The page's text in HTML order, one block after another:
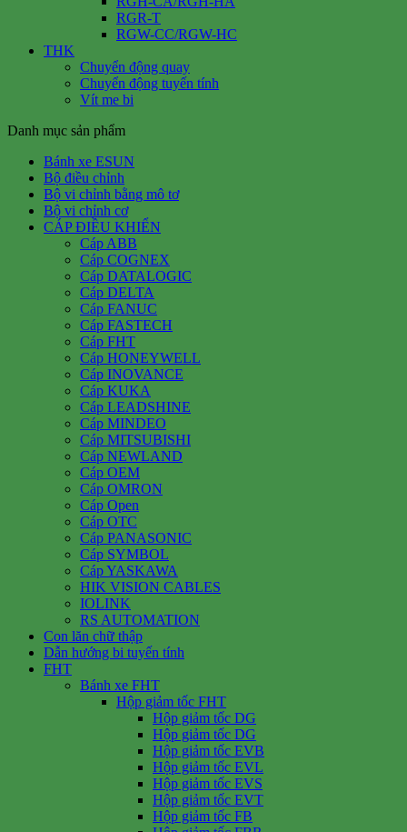
RGR-T
RGW-CC/RGW-HC
THK
Chuyển động quay
Chuyển động tuyến tính
Vít me bi
Danh mục sản phẩm
Bánh xe ESUN
Bộ điều chỉnh
Bộ vi chỉnh bằng mô tơ
Bộ vi chỉnh cơ
CÁP ĐIỀU KHIỂN
Cáp ABB
Cáp COGNEX
Cáp DATALOGIC
Cáp DELTA
Cáp FANUC
Cáp FASTECH
Cáp FHT
Cáp HONEYWELL
Cáp INOVANCE
Cáp KUKA
Cáp LEADSHINE
Cáp MINDEO
Cáp MITSUBISHI
Cáp NEWLAND
Cáp OEM
Cáp OMRON
Cáp Open
Cáp OTC
Cáp PANASONIC
Cáp SYMBOL
Cáp YASKAWA
HIK VISION CABLES
IOLINK
RS AUTOMATION
Con lăn chữ thập
Dẫn hướng bi tuyến tính
FHT
Bánh xe FHT
Hộp giảm tốc FHT
Hộp giảm tốc DG
Hộp giảm tốc DG
Hộp giảm tốc EVB
Hộp giảm tốc EVL
Hộp giảm tốc EVS
Hộp giảm tốc EVT
Hộp giảm tốc FB